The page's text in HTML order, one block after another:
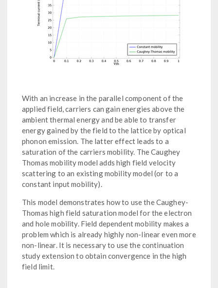
With an increase in the parallel component of the
applied field, carriers can gain energies above the
ambient thermal energy and be able to transfer
energy gained by the field to the lattice by optical
phonon emission. The latter effect leads to a
saturation of the carriers mobility. The Caughey
Thomas mobility model adds high field velocity
scattering to an existing mobility model (or to a
constant input mobility).
This model demonstrates how to use the Caughey-
Thomas high field saturation model for the electron
and hole mobility. Field dependent mobility makes a
problem which is already highly non-linear even more
non-linear. It is necessary to use the continuation
study extension to obtain convergence in the high
field limit.